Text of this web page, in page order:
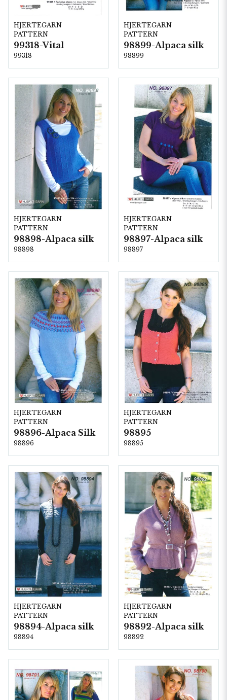
HJERTEGARN
PATTERN
99318-Vital
99318
HJERTEGARN
PATTERN
98899-Alpaca silk
98899
HJERTEGARN
PATTERN
98898-Alpaca silk
98898
HJERTEGARN
PATTERN
98897-Alpaca silk
98897
HJERTEGARN
PATTERN
98896-Alpaca Silk
98896
HJERTEGARN
PATTERN
98895
98895
HJERTEGARN
PATTERN
98894-Alpaca silk
98894
HJERTEGARN
PATTERN
98892-Alpaca silk
98892